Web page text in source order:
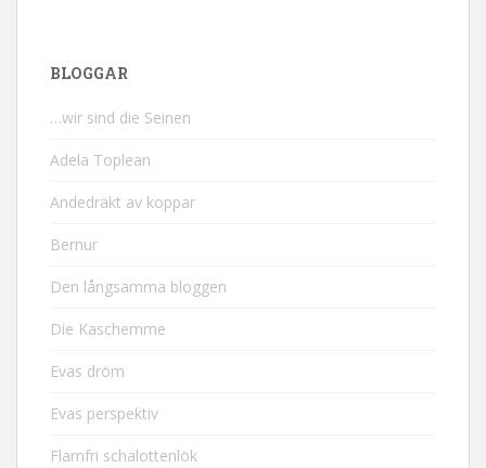
BLOGGAR
…wir sind die Seinen
Adela Toplean
Andedräkt av koppar
Bernur
Den långsamma bloggen
Die Kaschemme
Evas dröm
Evas perspektiv
Flarnfri schalottenlök